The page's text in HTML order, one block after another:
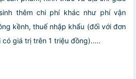
thêm chi phí khác như phí vận
kềnh, thuế nhập khẩu (đối với đơn
giá trị trên 1 triệu đồng).....